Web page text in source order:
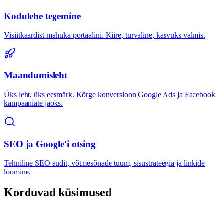
Kodulehe tegemine
Visiitkaardist mahuka portaalini. Kiire, turvaline, kasvuks valmis.
Maandumisleht
Üks leht, üks eesmärk. Kõrge konversioon Google Ads ja Facebook
kampaaniate jaoks.
SEO ja Google'i otsing
Tehniline SEO audit, võtmesõnade tuum, sisustrateegia ja linkide
loomine.
Korduvad küsimused